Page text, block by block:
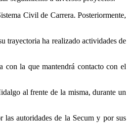
Civil de Carrera. Posteriormente,
trayectoria ha realizado actividades de
con la que mantendrá contacto con el
al frente de la misma, durante un
autoridades de la Secum y por sus